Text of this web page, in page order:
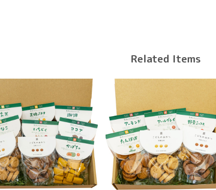
【送料無料/ヤマト便】（大袋×3袋）工房直販限定！割入りナ
2026/03/27
に食べたくなりお願いしました。 早い対応で嬉しいです。ありがと
【送料無料/ヤマト便】ギフトボックス（6個セット）こども
ナチュラルクッキー４種類をご自身で選択する（備考欄にお書きくださ
2025/12/22
Related Items